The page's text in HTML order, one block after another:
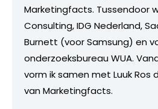
Marketingfacts. Tussendoor
Consulting, IDG Nederland,
Burnett (voor Samsung) en
onderzoeksbureau WUA.
vorm ik samen met Luuk
van Marketingfacts.